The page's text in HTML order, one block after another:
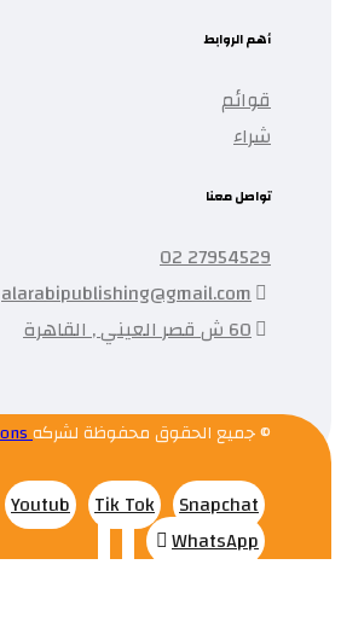
أهم الروابط
قوائم
شراء
تواصل معنا
27954529 02
alarabipublishing@gmail.com
60 ش قصر العيني , القاهرة
© جميع الحقوق محفوظة لشركهComma Creative Solutions
Youtub Tik Tok
Snapchat
WhatsApp